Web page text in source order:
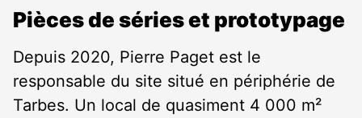
Pièces de séries et prototypage
Depuis 2020, Pierre Paget est le
responsable du site situé en périphérie de
Tarbes. Un local de quasiment 4 000 m²